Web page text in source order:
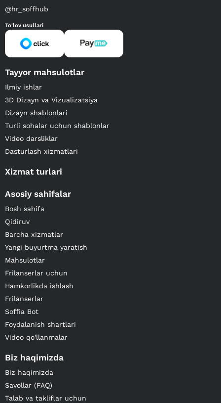
@hr_soffhub
To'lov usullari
Tayyor mahsulotlar
Ilmiy ishlar
3D Dizayn va Vizualizatsiya
Dizayn shablonlari
Turli sohalar uchun shablonlar
Video darsliklar
Dasturlash xizmatlari
Xizmat turlari
Asosiy sahifalar
Bosh sahifa
Qidiruv
Barcha xizmatlar
Yangi buyurtma yaratish
Mahsulotlar
Frilanserlar uchun
Hamkorlikda ishlash
Frilanserlar
Soffia Bot
Foydalanish shartlari
Video qo'llanmalar
Biz haqimizda
Biz haqimizda
Savollar (FAQ)
Talab va takliflar uchun